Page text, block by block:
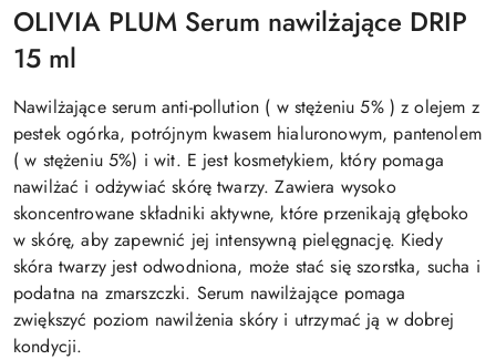
OLIVIA PLUM Serum nawilżające DRIP
15 ml
Nawilżające serum anti-pollution ( w stężeniu 5% ) z olejem z
pestek ogórka, potrójnym kwasem hialuronowym, pantenolem
( w stężeniu 5%) i wit. E jest kosmetykiem, który pomaga
nawilżać i odżywiać skórę twarzy. Zawiera wysoko
skoncentrowane składniki aktywne, które przenikają głęboko
w skórę, aby zapewnić jej intensywną pielęgnację. Kiedy
skóra twarzy jest odwodniona, może stać się szorstka, sucha i
podatna na zmarszczki. Serum nawilżające pomaga
zwiększyć poziom nawilżenia skóry i utrzymać ją w dobrej
kondycji.